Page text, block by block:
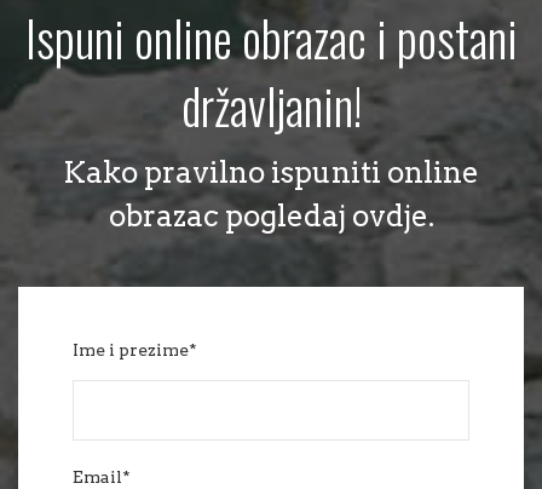
Ispuni online obrazac i postani
državljanin!
Kako pravilno ispuniti online
obrazac pogledaj ovdje.
Ime i prezime*
Email*